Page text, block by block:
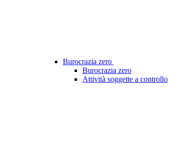
Burocrazia zero
Burocrazia zero
Attività soggette a controllo